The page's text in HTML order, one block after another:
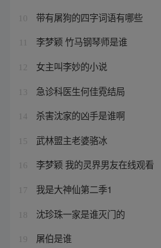
10 带有屠狗的四字词语有哪些
李梦颖 竹马钢琴师是谁
12 女主叫李妙的小说
13 急诊科医生何佳霓结局
14 杀害沈家的凶手是谁啊
15 武林盟主老婆骆冰
16 李梦颖 我的灵界男友在线观看
17 我是大神仙第二季1
18 沈珍珠一家是谁灭门的
19 屠伯是谁